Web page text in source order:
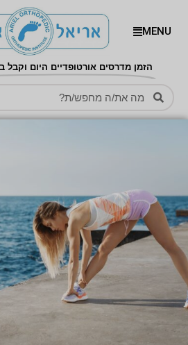
MENU
הזמן מדרסים אורטופדיים היום